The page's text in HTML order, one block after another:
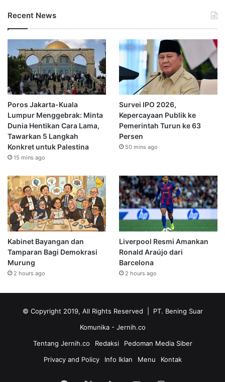
Recent News
Poros Jakarta-Kuala
Lumpur Menggebrak: Minta
Dunia Hentikan Cara Lama,
Tawarkan 5 Langkah
Konkret untuk Palestina
15 mins ago
Survei IPO 2026,
Kepercayaan Publik ke
Pemerintah Turun ke 63
Persen
50 mins ago
Kabinet Bayangan dan
Tamparan Bagi Demokrasi
Murung
2 hours ago
Liverpool Resmi Amankan
Ronald Araújo dari
Barcelona
2 hours ago
© Copyright 2019, All Rights Reserved | PT. Bening Suar
Komunika - Jernih.co
Tentang Jernih.co
Redaksi
Pedoman Media Siber
Privacy and Policy
Info Iklan Menu Kontak